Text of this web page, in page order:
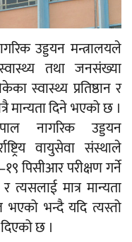
उड्डयन मन्त्रालयले
स्वास्थ्य तथा जनसंख्या
स्वास्थ्य प्रतिष्ठान र
मान्यता दिने भएको छ ।
नागरिक उड्डयन
वायुसेवा संस्थाले
पिसीआर परीक्षण गर्ने
त्यसलाई मात्र मान्यता
भएको भन्दै यदि त्यस्तो
छ ।